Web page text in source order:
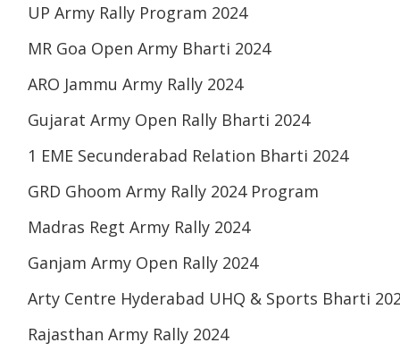
UP Army Rally Program 2024
MR Goa Open Army Bharti 2024
ARO Jammu Army Rally 2024
Gujarat Army Open Rally Bharti 2024
1 EME Secunderabad Relation Bharti 2024
GRD Ghoom Army Rally 2024 Program
Madras Regt Army Rally 2024
Ganjam Army Open Rally 2024
Arty Centre Hyderabad UHQ & Sports Bharti
Rajasthan Army Rally 2024